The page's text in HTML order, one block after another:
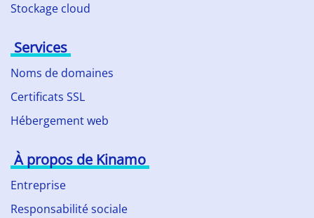
Stockage cloud
Services
Noms de domaines
Certificats SSL
Hébergement web
À propos de Kinamo
Entreprise
Responsabilité sociale